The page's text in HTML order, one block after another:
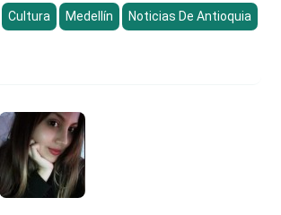
Cultura Medellín Noticias De Antioquia